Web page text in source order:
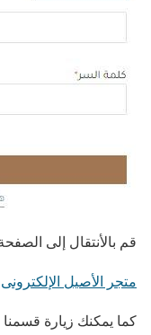
قم بالأنتقال إلى
متجر الأصيل الإلكترونى
كما يمكنك زيارة